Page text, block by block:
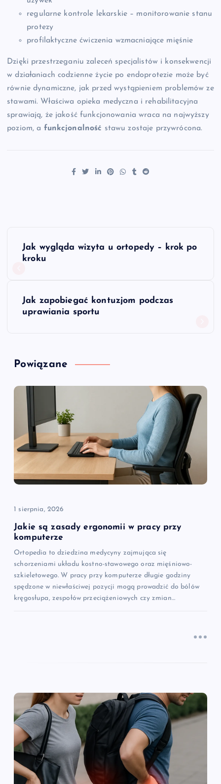
regularne kontrole lekarskie – monitorowanie stanu
protezy
profilaktyczne ćwiczenia wzmacniające mięśnie
Dzięki przestrzeganiu zaleceń specjalistów i konsekwencji
w działaniach codzienne życie po endoprotezie może być
równie dynamiczne, jak przed wystąpieniem problemów ze
stawami. Właściwa opieka medyczna i rehabilitacyjna
sprawiają, że jakość funkcjonowania wraca na najwyższy
poziom, a funkcjonalność stawu zostaje przywrócona.
N
a
c
w
p
s
u
Jak wygląda wizyta u ortopedy – krok po
kroku
Jak zapobiegać kontuzjom podczas
uprawiania sportu
Powiązane
1 sierpnia, 2026
Jakie są zasady ergonomii w pracy przy
komputerze
Ortopedia to dziedzina medycyny zajmująca się
schorzeniami układu kostno-stawowego oraz mięśniowo-
szkieletowego. W pracy przy komputerze długie godziny
spędzone w niewłaściwej pozycji mogą prowadzić do bólów
kręgosłupa, zespołów przeciążeniowych czy zmian…